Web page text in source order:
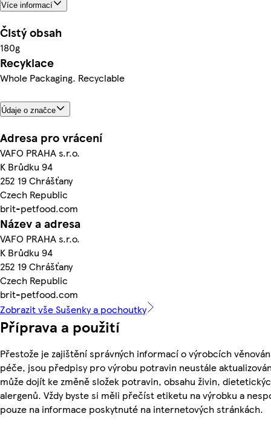
Více informací
Čistý obsah
180g
Recyklace
Whole Packaging. Recyclable
Údaje o značce
Adresa pro vrácení
VAFO PRAHA s.r.o.
K Brůdku 94
252 19 Chrášťany
Czech Republic
brit-petfood.com
Název a adresa
VAFO PRAHA s.r.o.
K Brůdku 94
252 19 Chrášťany
Czech Republic
brit-petfood.com
Zobrazit vše Sušenky a pochoutky
Příprava a použití
Přestože je zajištění správných informací o výrobcích
péče, jsou předpisy pro výrobu potravin neustále
může dojít ke změně složek potravin, obsahu živin,
alergenů. Vždy byste si měli přečíst etiketu na výrobku a
pouze na informace poskytnuté na internetových stránkách.